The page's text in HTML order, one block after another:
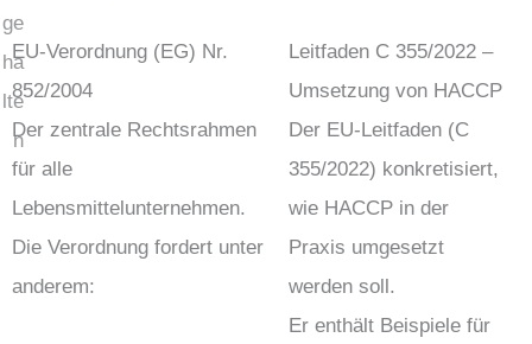
EU-Verordnung (EG) Nr.
852/2004
Der zentrale Rechtsrahmen
für alle
Lebensmittelunternehmen.
Die Verordnung fordert unter
anderem:
Leitfaden C 355/2022 –
Umsetzung von HACCP
Der EU-Leitfaden (C
355/2022) konkretisiert,
wie HACCP in der
Praxis umgesetzt
werden soll.
Er enthält Beispiele für